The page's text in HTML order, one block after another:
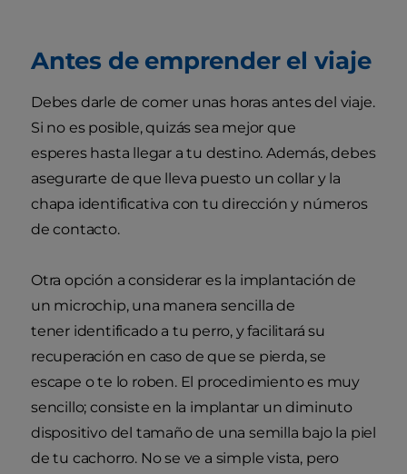
Antes de emprender el viaje
Debes darle de comer unas horas antes del viaje.
Si no es posible, quizás sea mejor que
esperes hasta llegar a tu destino. Además, debes
asegurarte de que lleva puesto un collar y la
chapa identificativa con tu dirección y números
de contacto.
Otra opción a considerar es la implantación de
un microchip, una manera sencilla de
tener identificado a tu perro, y facilitará su
recuperación en caso de que se pierda, se
escape o te lo roben. El procedimiento es muy
sencillo; consiste en la implantar un diminuto
dispositivo del tamaño de una semilla bajo la piel
de tu cachorro. No se ve a simple vista, pero